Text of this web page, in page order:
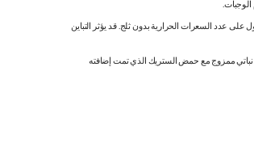
الوجبات.
عدد السعرات الحرارية بدون ثلج. قد يؤثر التباين
نباتي ممزوج مع حمض الستريك الذي تمت إضافته